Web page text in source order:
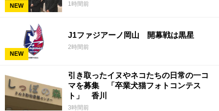
NEW 1時間前
NEW
J1ファジアーノ岡山 開幕戦は黒星
2時間前
引き取ったイヌやネコたちの日常の一コ
マを募集 「卒業犬猫フォトコンテス
ト」 香川
3時間前